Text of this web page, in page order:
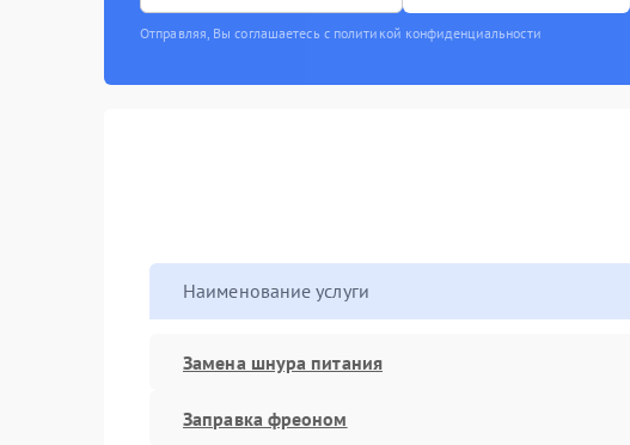
Отправляя, Вы соглашаетесь с политикой конфиденциальности
Наименование услуги
Замена шнура питания
Заправка фреоном